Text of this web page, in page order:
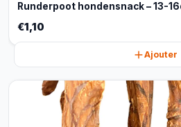
Runderpoot hondensnack – 13-
€1,10
Ajouter